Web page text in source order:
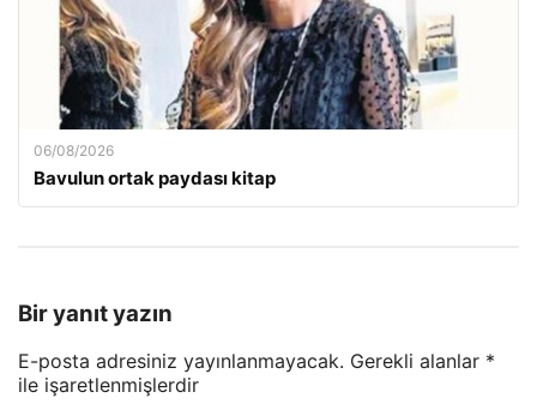
06/08/2026
Bavulun ortak paydası kitap
Bir yanıt yazın
E-posta adresiniz yayınlanmayacak. Gerekli alanlar *
ile işaretlenmişlerdir